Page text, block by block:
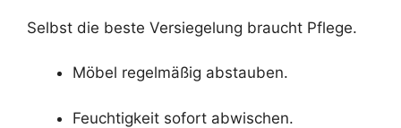
Selbst die beste Versiegelung braucht Pflege.
Möbel regelmäßig abstauben.
Feuchtigkeit sofort abwischen.